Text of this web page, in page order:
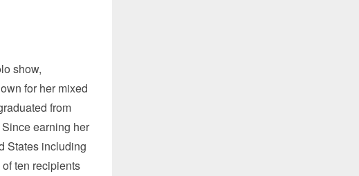
show,
for her mixed
from
earning her
States including
ten recipients